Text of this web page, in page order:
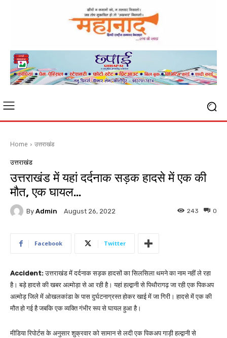
Home उत्तराखंड
उत्तराखंड
उत्तराखंड में यहां दर्दनाक सड़क हादसे में एक की
मौत, एक घायल…
By Admin August 26, 2022 0
243
Facebook Twitter
Accident:उत्तराखंड में दर्दनाक सड़क हादसों का सिलसिला थमने का नाम नहीं ले रहा
है। बड़े हादसे की खबर अल्मोड़ा से आ रही है। यहां हल्द्वानी से पिथौरागढ़ जा रही एक पिकअप
अल्मोड़ जिले में ओखलकांडा के पास दुर्घटनाग्रस्त होकर खाई में जा गिरी। हादसे में एक की
मौत हो गई है जबकि एक व्यक्ति गंभीर रूप से घायल हुआ है।
मीडिया रिपोर्टस के अनुसार शुक्रवार को सामान से लदी एक पिकअप गाड़ी हल्द्वानी से